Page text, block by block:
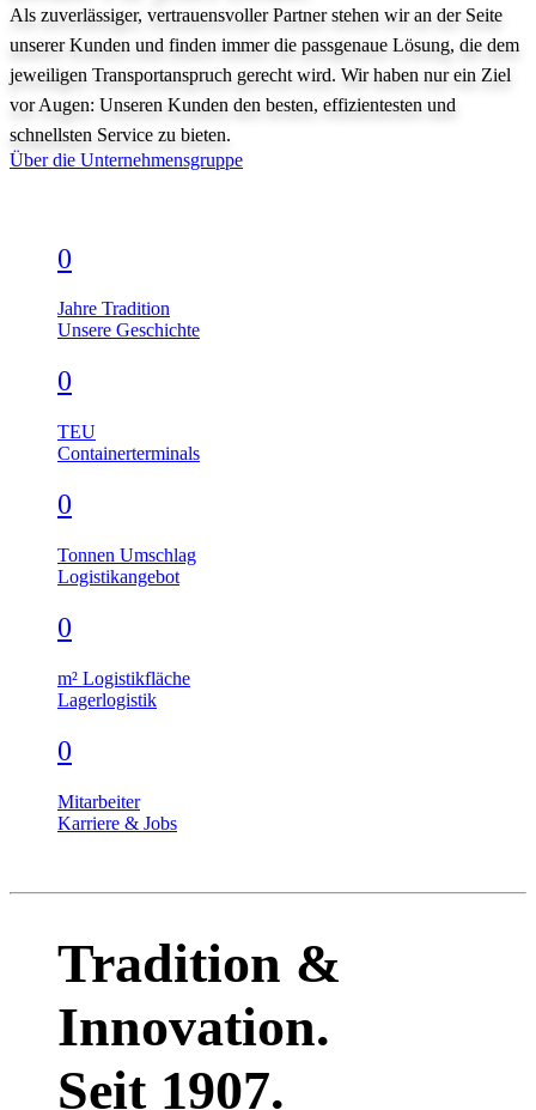
Als zuverlässiger, vertrauensvoller Partner stehen wir an der Seite
unserer Kunden und finden immer die passgenaue Lösung, die dem
jeweiligen Transportanspruch gerecht wird. Wir haben nur ein Ziel
vor Augen: Unseren Kunden den besten, effizientesten und
schnellsten Service zu bieten.
Über die Unternehmensgruppe
0
Jahre Tradition
Unsere Geschichte
0
TEU
Containerterminals
0
Tonnen Umschlag
Logistikangebot
0
m² Logistikfläche
Lagerlogistik
0
Mitarbeiter
Karriere & Jobs
Tradition &
Innovation.
Seit 1907.